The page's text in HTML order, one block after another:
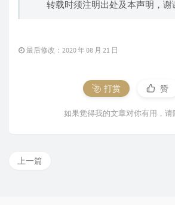
转载时须注明出处及本声明，谢
最后修改：2020 年 08 月 21 日
打赏 赞
如果觉得我的文章对你有用，请
上一篇